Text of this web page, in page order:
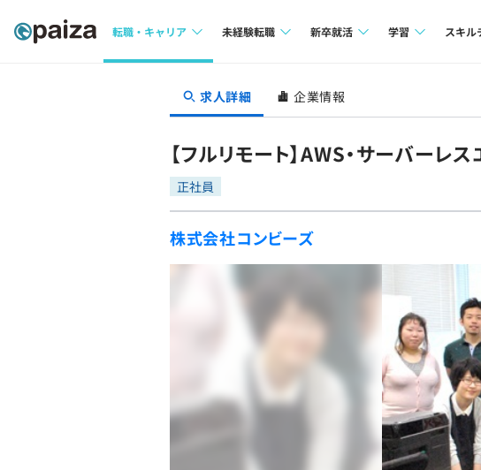
転職・キャリア
転職成功ガイド
転職エージェント
未経験転職
求人検索
転職成功ガイド
新卒就活
本選考
学習
4択課題
個人向けプラン
法人向けプラン
学校向けプラン
契約内容・クー
スキル
評価
求人詳細 企業情報
【フルリモート】AWS・サーバーレ
正社員
株式会社コンビーズ